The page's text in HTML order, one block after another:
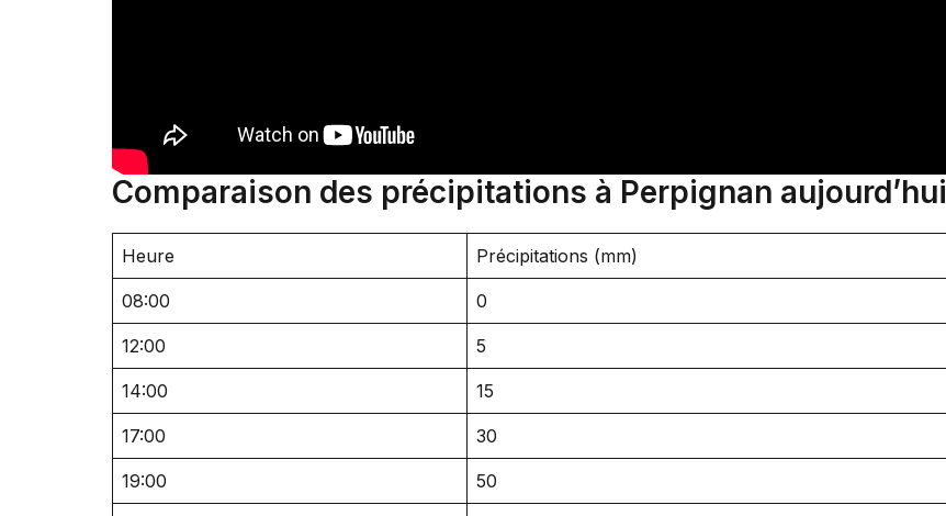
Comparaison des précipitations à Perpignan aujourd’hui
Heure Précipitations (mm)
08:00 0
12:00 5
14:00 15
17:00 30
19:00 50